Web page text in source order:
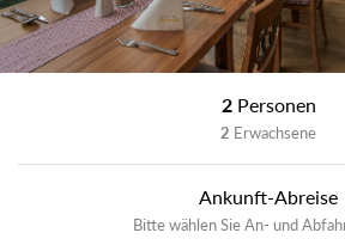
2 Personen
2 Erwachsene
Ankunft-Abreise
Bitte wählen Sie An- und